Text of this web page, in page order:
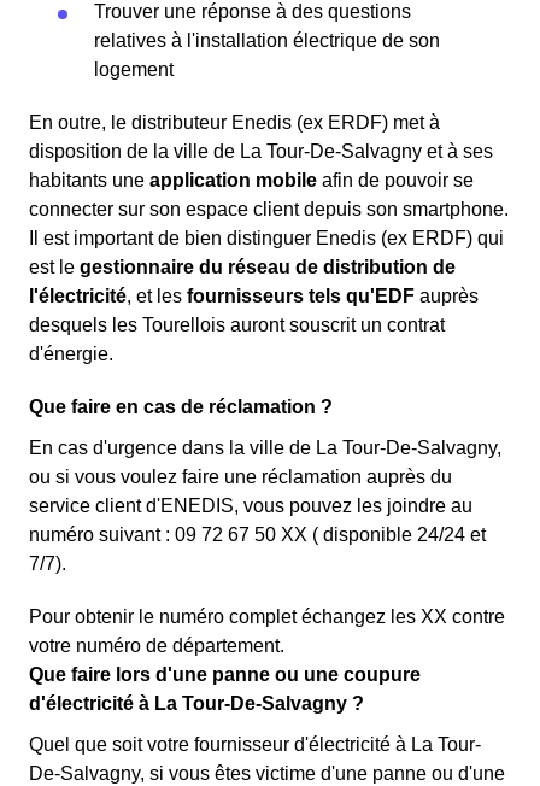
Trouver une réponse à des questions
relatives à l'installation électrique de son
logement
En outre, le distributeur Enedis (ex ERDF) met à
disposition de la ville de La Tour-De-Salvagny et à ses
habitants une application mobile afin de pouvoir se
connecter sur son espace client depuis son smartphone.
Il est important de bien distinguer Enedis (ex ERDF) qui
est le gestionnaire du réseau de distribution de
l'électricité, et les fournisseurs tels qu'EDF auprès
desquels les Tourellois auront souscrit un contrat
d'énergie.
Que faire en cas de réclamation ?
En cas d'urgence dans la ville de La Tour-De-Salvagny,
ou si vous voulez faire une réclamation auprès du
service client d'ENEDIS, vous pouvez les joindre au
numéro suivant : 09 72 67 50 XX ( disponible 24/24 et
7/7).
Pour obtenir le numéro complet échangez les XX contre
votre numéro de département.
Que faire lors d'une panne ou une coupure
d'électricité à La Tour-De-Salvagny ?
Quel que soit votre fournisseur d'électricité à La Tour-
De-Salvagny, si vous êtes victime d'une panne ou d'une